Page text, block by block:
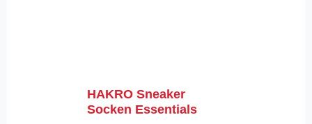
HAKRO Sneaker
Socken Essentials